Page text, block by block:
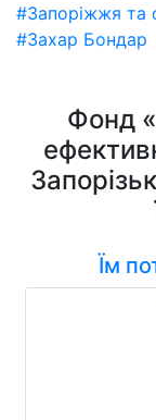
#Запоріжжя та
#Захар Бондар
Фонд
Їм